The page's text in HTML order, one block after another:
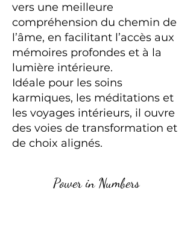
vers une meilleure
compréhension du chemin de
l’âme, en facilitant l’accès aux
mémoires profondes et à la
lumière intérieure.
Idéale pour les soins
karmiques, les méditations et
les voyages intérieurs, il ouvre
des voies de transformation et
de choix alignés.
Power in Numbers